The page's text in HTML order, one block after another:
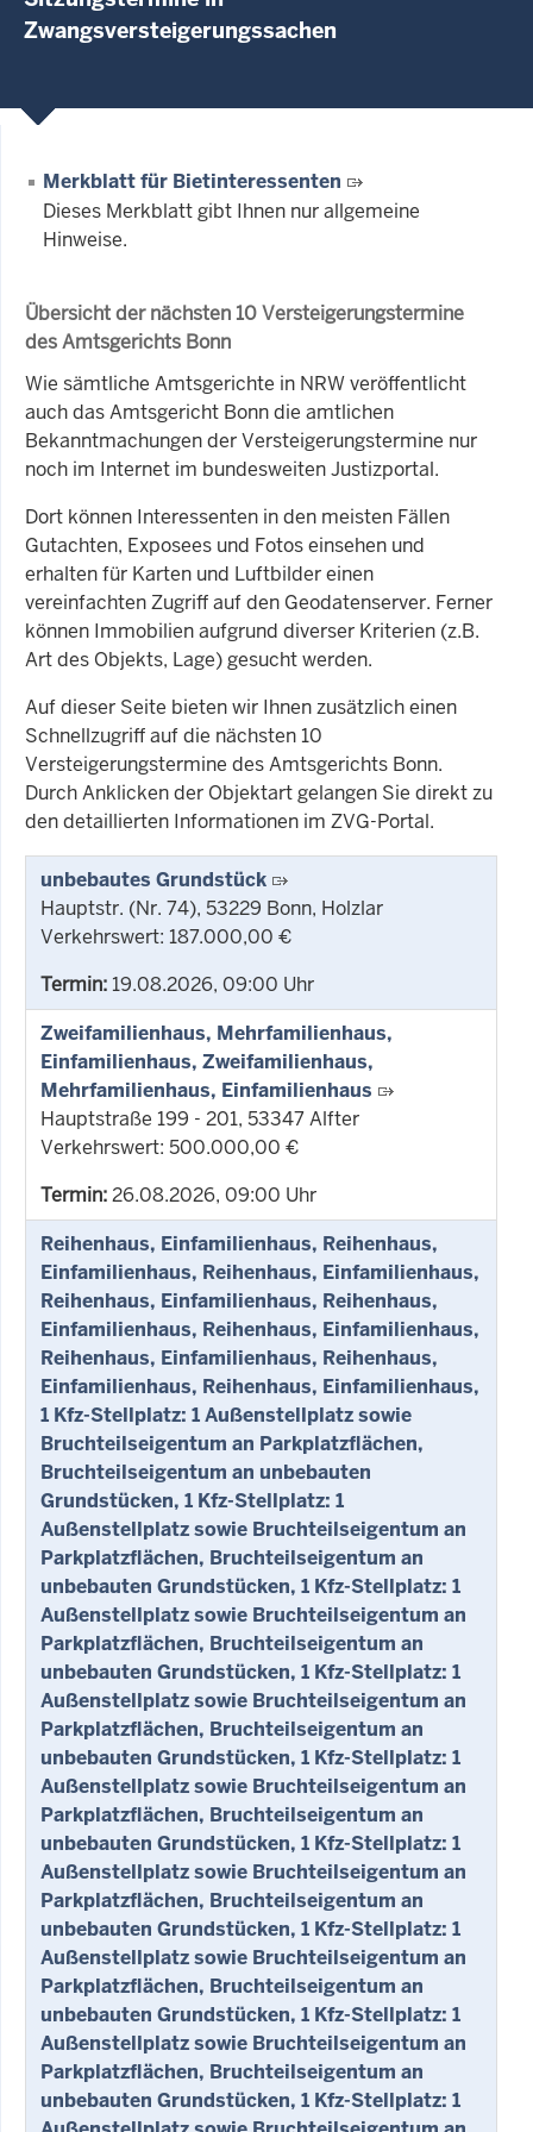
Zwangsversteigerungssachen
Merkblatt für Bietinteressenten
Dieses Merkblatt gibt Ihnen nur allgemeine
Hinweise.
Übersicht der nächsten 10 Versteigerungstermine
des Amtsgerichts Bonn
Wie sämtliche Amtsgerichte in NRW veröffentlicht
auch das Amtsgericht Bonn die amtlichen
Bekanntmachungen der Versteigerungstermine nur
noch im Internet im bundesweiten Justizportal.
Dort können Interessenten in den meisten Fällen
Gutachten, Exposees und Fotos einsehen und
erhalten für Karten und Luftbilder einen
vereinfachten Zugriff auf den Geodatenserver. Ferner
können Immobilien aufgrund diverser Kriterien (z.B.
Art des Objekts, Lage) gesucht werden.
Auf dieser Seite bieten wir Ihnen zusätzlich einen
Schnellzugriff auf die nächsten 10
Versteigerungstermine des Amtsgerichts Bonn.
Durch Anklicken der Objektart gelangen Sie direkt zu
den detaillierten Informationen im ZVG-Portal.
unbebautes Grundstück
Hauptstr. (Nr. 74), 53229 Bonn, Holzlar
Verkehrswert: 187.000,00 €
Termin:19.08.2026, 09:00 Uhr
Zweifamilienhaus, Mehrfamilienhaus,
Einfamilienhaus, Zweifamilienhaus,
Mehrfamilienhaus, Einfamilienhaus
Hauptstraße 199 - 201, 53347 Alfter
Verkehrswert: 500.000,00 €
Termin:26.08.2026, 09:00 Uhr
Reihenhaus, Einfamilienhaus, Reihenhaus,
Einfamilienhaus, Reihenhaus, Einfamilienhaus,
Reihenhaus, Einfamilienhaus, Reihenhaus,
Einfamilienhaus, Reihenhaus, Einfamilienhaus,
Reihenhaus, Einfamilienhaus, Reihenhaus,
Einfamilienhaus, Reihenhaus, Einfamilienhaus,
1 Kfz-Stellplatz: 1 Außenstellplatz sowie
Bruchteilseigentum an Parkplatzflächen,
Bruchteilseigentum an unbebauten
Grundstücken, 1 Kfz-Stellplatz: 1
Außenstellplatz sowie Bruchteilseigentum an
Parkplatzflächen, Bruchteilseigentum an
unbebauten Grundstücken, 1 Kfz-Stellplatz: 1
Außenstellplatz sowie Bruchteilseigentum an
Parkplatzflächen, Bruchteilseigentum an
unbebauten Grundstücken, 1 Kfz-Stellplatz: 1
Außenstellplatz sowie Bruchteilseigentum an
Parkplatzflächen, Bruchteilseigentum an
unbebauten Grundstücken, 1 Kfz-Stellplatz: 1
Außenstellplatz sowie Bruchteilseigentum an
Parkplatzflächen, Bruchteilseigentum an
unbebauten Grundstücken, 1 Kfz-Stellplatz: 1
Außenstellplatz sowie Bruchteilseigentum an
Parkplatzflächen, Bruchteilseigentum an
unbebauten Grundstücken, 1 Kfz-Stellplatz: 1
Außenstellplatz sowie Bruchteilseigentum an
Parkplatzflächen, Bruchteilseigentum an
unbebauten Grundstücken, 1 Kfz-Stellplatz: 1
Außenstellplatz sowie Bruchteilseigentum an
Parkplatzflächen, Bruchteilseigentum an
unbebauten Grundstücken, 1 Kfz-Stellplatz: 1